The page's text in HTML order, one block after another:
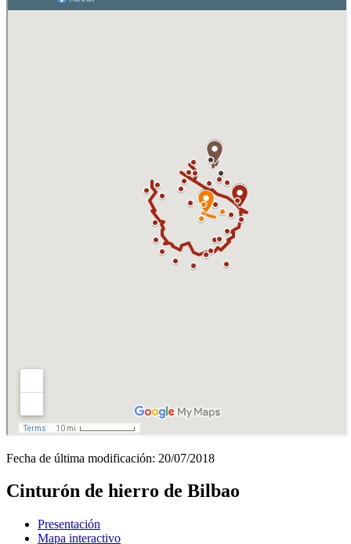
Fecha de última modificación: 20/07/2018
Cinturón de hierro de Bilbao
Presentación
Mapa interactivo